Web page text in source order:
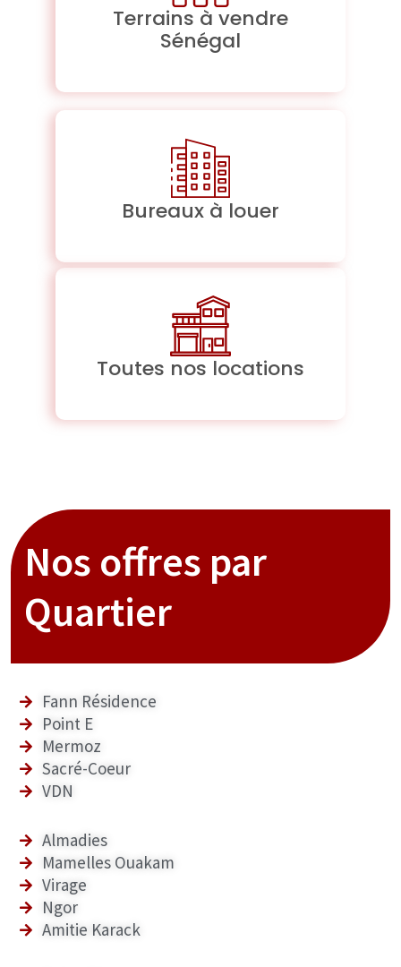
Terrains à vendre
Sénégal
Bureaux à louer
Toutes nos locations
Nos offres par
Quartier
Fann Résidence
Point E
Mermoz
Sacré-Coeur
VDN
Almadies
Mamelles Ouakam
Virage
Ngor
Amitie Karack